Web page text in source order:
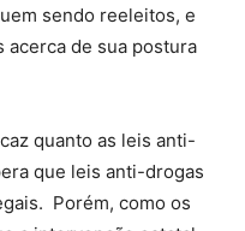
sendo reeleitos, e
acerca de sua postura
quanto as leis anti-
que leis anti-drogas
Porém, como os